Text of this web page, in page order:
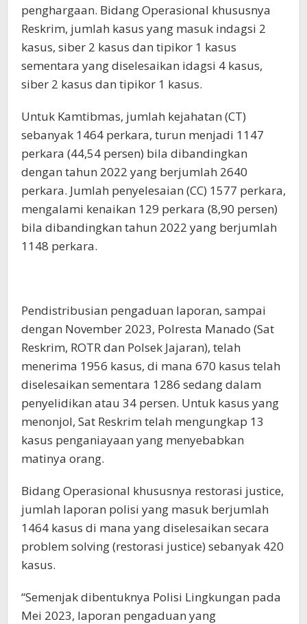
penghargaan. Bidang Operasional khususnya
Reskrim, jumlah kasus yang masuk indagsi 2
kasus, siber 2 kasus dan tipikor 1 kasus
sementara yang diselesaikan idagsi 4 kasus,
siber 2 kasus dan tipikor 1 kasus.
Untuk Kamtibmas, jumlah kejahatan (CT)
sebanyak 1464 perkara, turun menjadi 1147
perkara (44,54 persen) bila dibandingkan
dengan tahun 2022 yang berjumlah 2640
perkara. Jumlah penyelesaian (CC) 1577 perkara,
mengalami kenaikan 129 perkara (8,90 persen)
bila dibandingkan tahun 2022 yang berjumlah
1148 perkara.
Pendistribusian pengaduan laporan, sampai
dengan November 2023, Polresta Manado (Sat
Reskrim, ROTR dan Polsek Jajaran), telah
menerima 1956 kasus, di mana 670 kasus telah
diselesaikan sementara 1286 sedang dalam
penyelidikan atau 34 persen. Untuk kasus yang
menonjol, Sat Reskrim telah mengungkap 13
kasus penganiayaan yang menyebabkan
matinya orang.
Bidang Operasional khususnya restorasi justice,
jumlah laporan polisi yang masuk berjumlah
1464 kasus di mana yang diselesaikan secara
problem solving (restorasi justice) sebanyak 420
kasus.
“Semenjak dibentuknya Polisi Lingkungan pada
Mei 2023, laporan pengaduan yang